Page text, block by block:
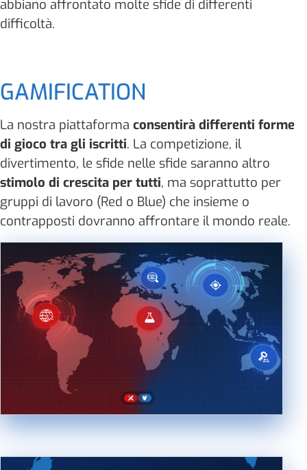
abbiano affrontato molte sfide di differenti
difficoltà.
GAMIFICATION
La nostra piattaforma consentirà differenti forme
di gioco tra gli iscritti. La competizione, il
divertimento, le sfide nelle sfide saranno altro
stimolo di crescita per tutti, ma soprattutto per
gruppi di lavoro (Red o Blue) che insieme o
contrapposti dovranno affrontare il mondo reale.